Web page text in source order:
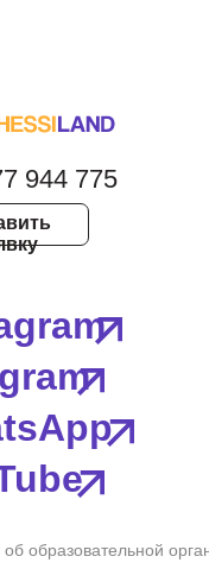
944 775
образовательной